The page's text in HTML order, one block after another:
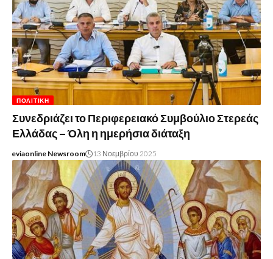
ΠΟΛΙΤΙΚΉ
Συνεδριάζει το Περιφερειακό Συμβούλιο Στερεάς
Ελλάδας – Όλη η ημερήσια διάταξη
eviaonline Newsroom 13 Νοεμβρίου 2025